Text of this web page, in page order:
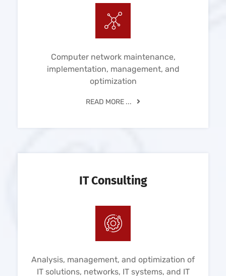
Computer network maintenance,
implementation, management, and
optimization
READ MORE ...
IT Consulting
Analysis, management, and optimization of
IT solutions, networks, IT systems, and IT